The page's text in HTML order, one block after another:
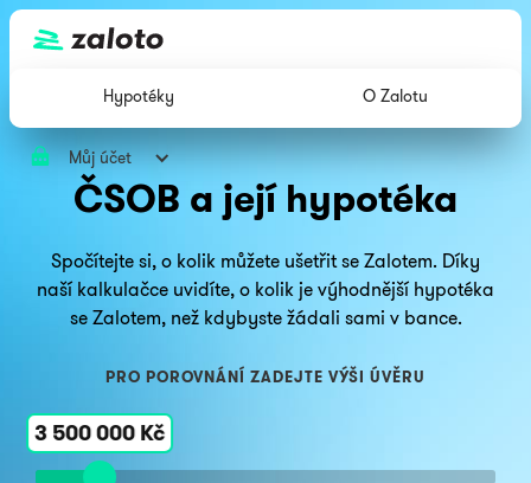
Hypotéky O Zalotu
Můj účet
ČSOB a její hypotéka
Spočítejte si, o kolik můžete ušetřit se Zalotem. Díky
naší kalkulačce uvidíte, o kolik je výhodnější hypotéka
se Zalotem, než kdybyste žádali sami v bance.
PRO POROVNÁNÍ ZADEJTE VÝŠI ÚVĚRU
3 500 000 Kč